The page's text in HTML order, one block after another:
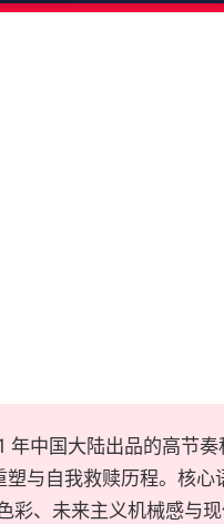
中国大陆出品的高节
与自我救赎历程。核心
、未来主义机械感与现